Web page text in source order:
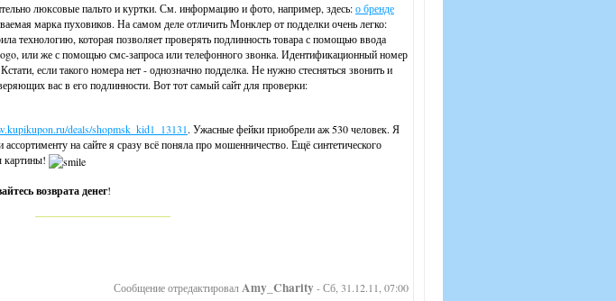
люксовые пальто и куртки. См. информацию и фото, например, здесь:о бренде
марка пуховиков. На самом деле отличить Монклер от подделки очень легко:
технологию, которая позволяет проверять подлинность товара с помощью ввода
или же с помощью смс-запроса или телефонного звонка. Идентификационный номер
если такого номера нет - однозначно подделка. Не нужно стесняться звонить и
вас в его подлинности. Вот тот самый сайт для проверки:
deals/shopmsk_kid1_13131. Ужасные фейки приобрели аж 530 человек. Я
на сайте я сразу всё поняла про мошенничество. Ещё синтетического
картины!
возврата денег!
Сообщение отредактировалAmy_Charity -Сб, 31.12.11, 07:00